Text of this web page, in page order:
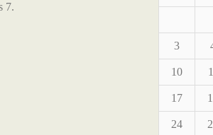
7.
3
10
17
24